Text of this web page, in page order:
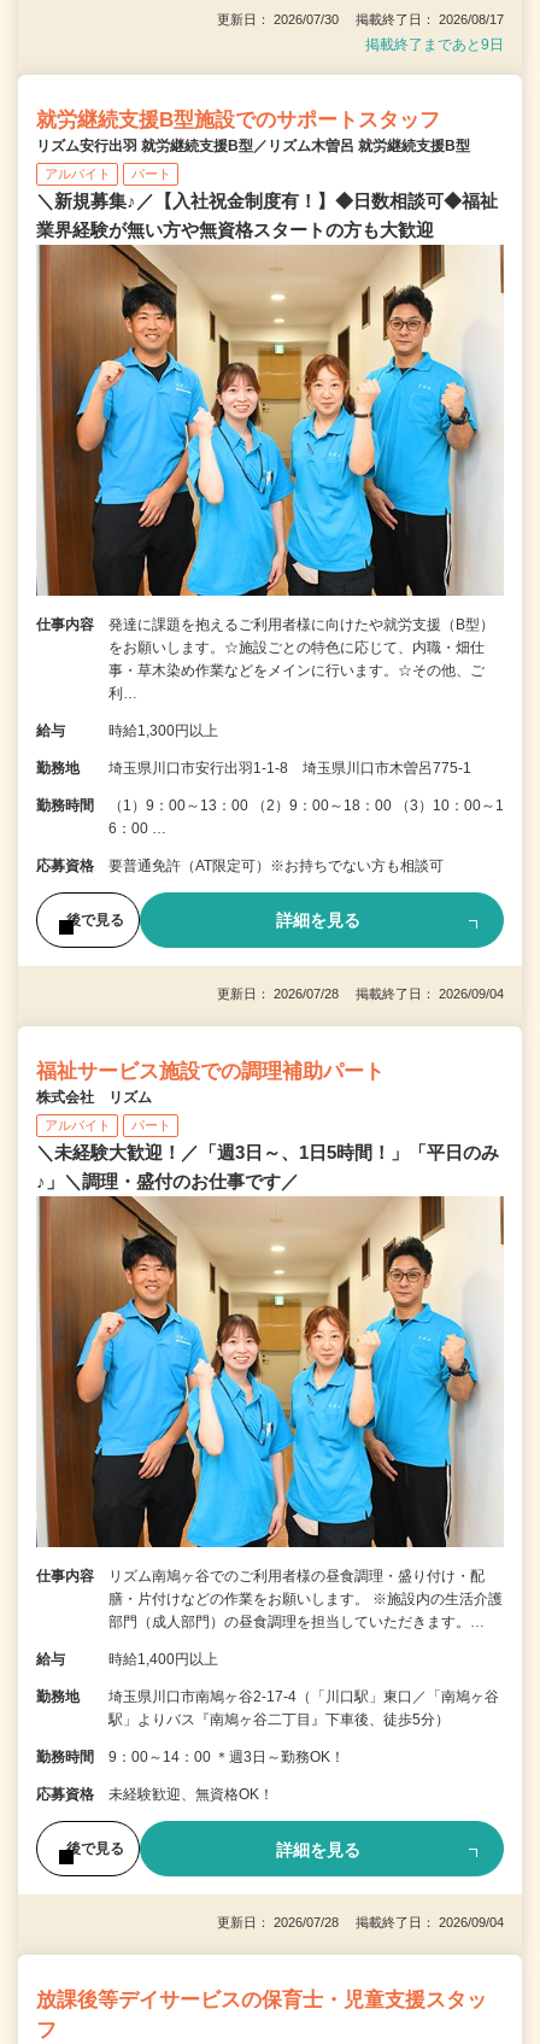
更新日： 2026/07/30 掲載終了日： 2026/08/17
掲載終了まであと9日
就労継続支援B型施設でのサポートスタッフ
リズム安行出羽 就労継続支援B型／リズム木曽呂 就労継続支援B型
アルバイト パート
＼新規募集♪／【入社祝金制度有！】◆日数相談可◆福祉
業界経験が無い方や無資格スタートの方も大歓迎
仕事内容
発達に課題を抱えるご利用者様に向けたや就労支援（B型）
をお願いします。☆施設ごとの特色に応じて、内職・畑仕
事・草木染め作業などをメインに行います。☆その他、ご
利…
給与 時給1,300円以上
勤務地 埼玉県川口市安行出羽1-1-8 埼玉県川口市木曽呂775-1
勤務時間
（1）9：00～13：00 （2）9：00～18：00 （3）10：00～1
6：00 …
応募資格 要普通免許（AT限定可）※お持ちでない方も相談可
後で見る 詳細を見る
更新日： 2026/07/28 掲載終了日： 2026/09/04
福祉サービス施設での調理補助パート
株式会社 リズム
アルバイト パート
＼未経験大歓迎！／「週3日～、1日5時間！」「平日のみ
♪」＼調理・盛付のお仕事です／
仕事内容
リズム南鳩ヶ谷でのご利用者様の昼食調理・盛り付け・配
膳・片付けなどの作業をお願いします。 ※施設内の生活介護
部門（成人部門）の昼食調理を担当していただきます。…
給与 時給1,400円以上
勤務地
埼玉県川口市南鳩ヶ谷2-17-4（「川口駅」東口／「南鳩ヶ谷
駅」よりバス『南鳩ヶ谷二丁目』下車後、徒歩5分）
勤務時間 9：00～14：00 ＊週3日～勤務OK！
応募資格 未経験歓迎、無資格OK！
後で見る 詳細を見る
更新日： 2026/07/28 掲載終了日： 2026/09/04
放課後等デイサービスの保育士・児童支援スタッ
フ